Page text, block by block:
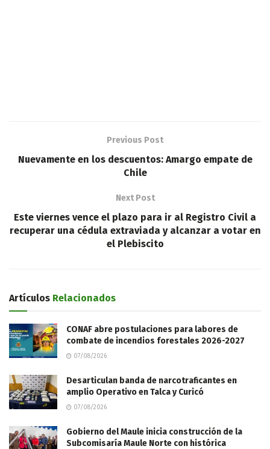
Previous Post
Nuevamente en los descuentos: Amargo empate de
Chile
Next Post
Este viernes vence el plazo para ir al Registro Civil a
recuperar una cédula extraviada y alcanzar a votar en
el Plebiscito
Artículos Relacionados
CONAF abre postulaciones para labores de
combate de incendios forestales 2026-2027
07/08/2026
Desarticulan banda de narcotraficantes en
amplio Operativo en Talca y Curicó
07/08/2026
Gobierno del Maule inicia construcción de la
Subcomisaría Maule Norte con histórica